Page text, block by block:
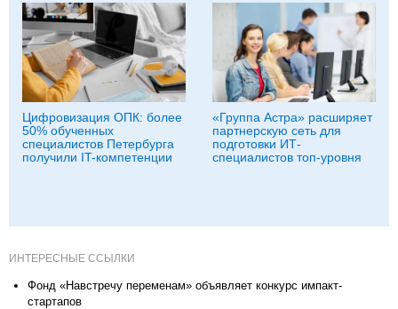
Цифровизация ОПК: более
50% обученных
специалистов Петербурга
получили IT-компетенции
«Группа Астра» расширяет
партнерскую сеть для
подготовки ИТ-
специалистов топ-уровня
ИНТЕРЕСНЫЕ ССЫЛКИ
Фонд «Навстречу переменам» объявляет конкурс импакт-
стартапов